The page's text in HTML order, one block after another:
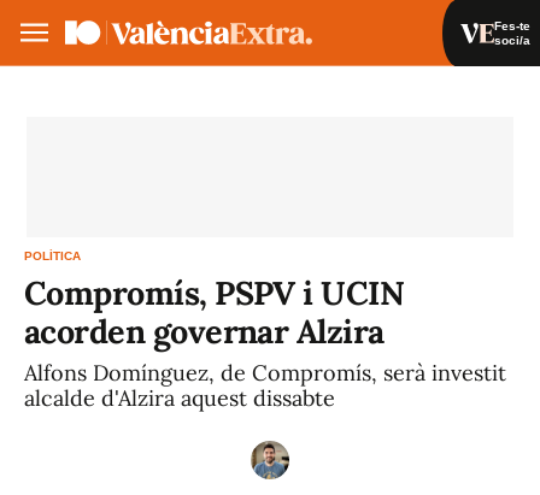
Fes-te
soci/a
POLÍTICA
Compromís, PSPV i UCIN
acorden governar Alzira
Alfons Domínguez, de Compromís, serà investit
alcalde d'Alzira aquest dissabte